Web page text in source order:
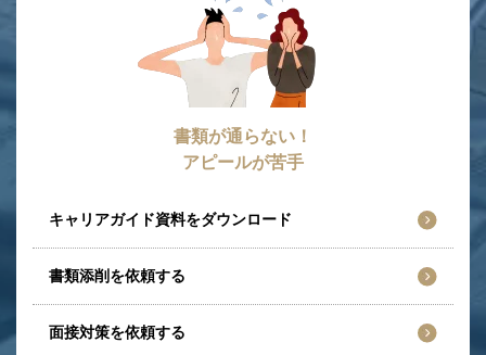
書類が通らない！
アピールが苦手
キャリアガイド資料をダウンロード
書類添削を依頼する
面接対策を依頼する